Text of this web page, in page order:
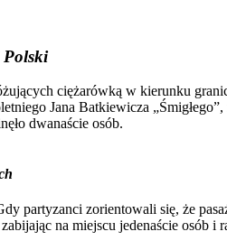
Polski
ciężarówką w kierunku
Jana Batkiewicza
dwanaście osób.
partyzanci zorientowali się, że
na miejscu jedenaście